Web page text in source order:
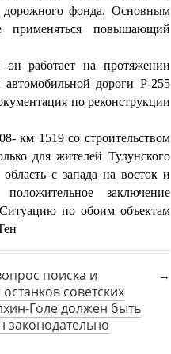
дорожного фонда. Основным
применяться повышающий
работает на протяжении
автомобильной дороги Р-255
по реконструкции
км 1519 со строительством
для жителей Тулунского
с запада на восток и
заключение
Ситуацию по обоим объектам
поиска и
советских
Голе должен быть
законодательно